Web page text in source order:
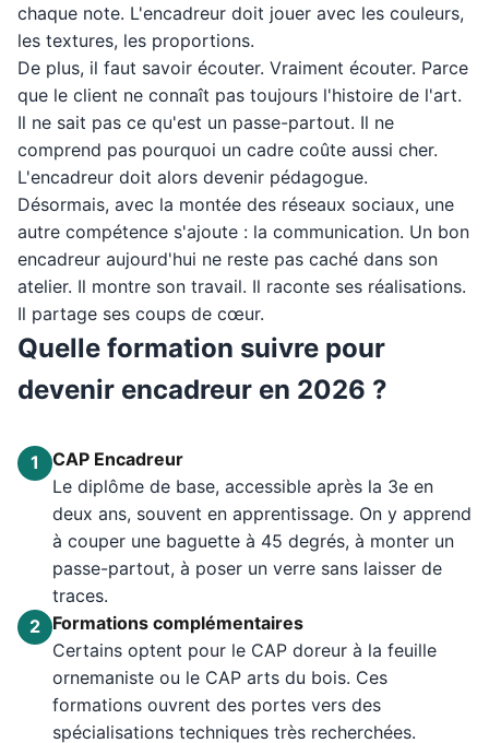
chaque note. L'encadreur doit jouer avec les couleurs,
les textures, les proportions.
De plus, il faut savoir écouter. Vraiment écouter. Parce
que le client ne connaît pas toujours l'histoire de l'art.
Il ne sait pas ce qu'est un passe-partout. Il ne
comprend pas pourquoi un cadre coûte aussi cher.
L'encadreur doit alors devenir pédagogue.
Désormais, avec la montée des réseaux sociaux, une
autre compétence s'ajoute : la communication. Un bon
encadreur aujourd'hui ne reste pas caché dans son
atelier. Il montre son travail. Il raconte ses réalisations.
Il partage ses coups de cœur.
Quelle formation suivre pour
devenir encadreur en 2026 ?
1
CAP Encadreur
Le diplôme de base, accessible après la 3e en
deux ans, souvent en apprentissage. On y apprend
à couper une baguette à 45 degrés, à monter un
passe-partout, à poser un verre sans laisser de
traces.
2 Formations complémentaires
Certains optent pour le CAP doreur à la feuille
ornemaniste ou le CAP arts du bois. Ces
formations ouvrent des portes vers des
spécialisations techniques très recherchées.